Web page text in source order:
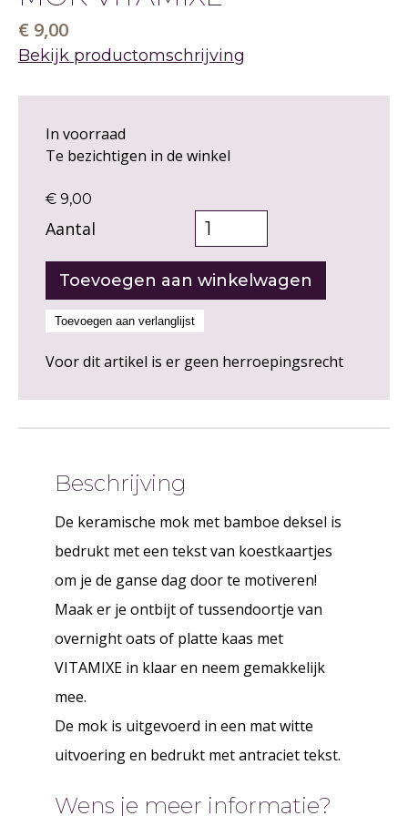
€ 9,00
Bekijk productomschrijving
In voorraad
Te bezichtigen in de winkel
€ 9,00
Aantal
Voor dit artikel is er geen herroepingsrecht
Beschrijving
De keramische mok met bamboe deksel is
bedrukt met een tekst van koestkaartjes
om je de ganse dag door te motiveren!
Maak er je ontbijt of tussendoortje van
overnight oats of platte kaas met
VITAMIXE in klaar en neem gemakkelijk
mee.
De mok is uitgevoerd in een mat witte
uitvoering en bedrukt met antraciet tekst.
Wens je meer informatie?